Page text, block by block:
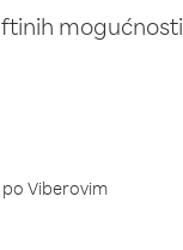
mogućnosti
Viberovim